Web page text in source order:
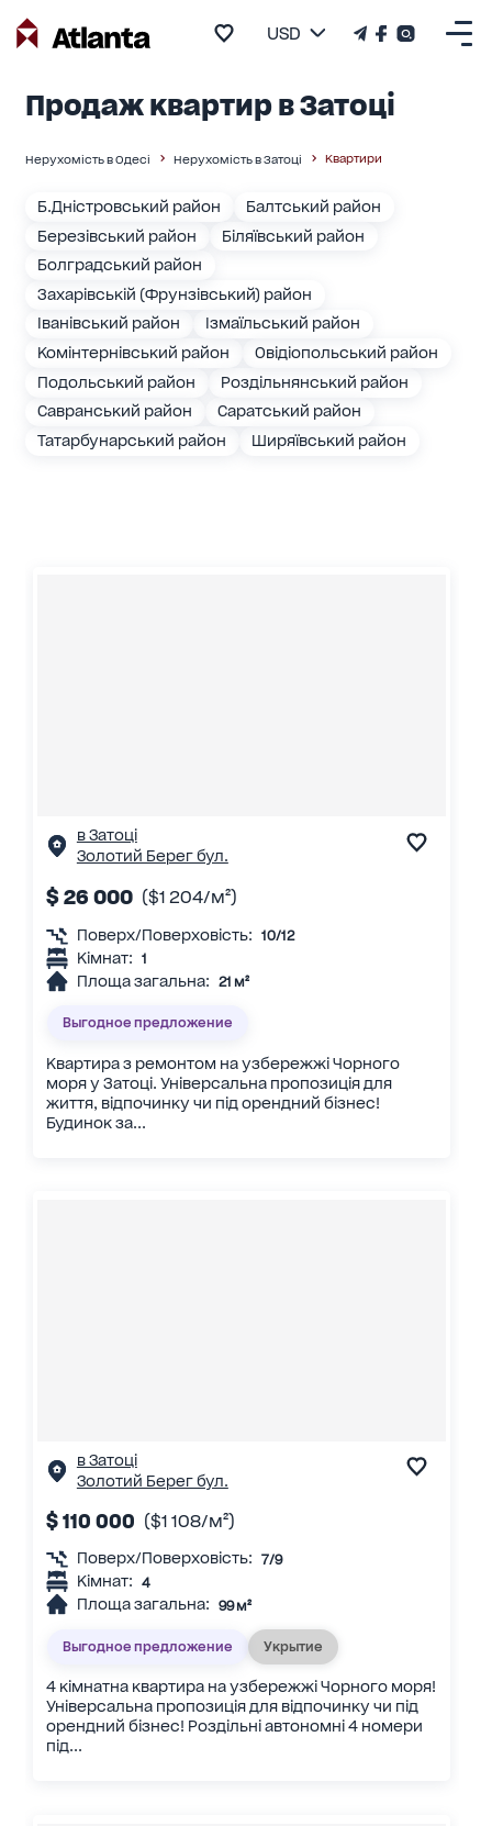
USD
Продаж квартир в Затоці
Нерухомість в Одесі Нерухомість в Затоці Квартири
Б.Дністровський район
Балтський район
Березівський район
Біляївський район
Болградський район
Захарівській (Фрунзівський) район
Іванівський район
Ізмаїльський район
Комінтернівський район
Овідіопольський район
Подольський район
Роздільнянський район
Савранський район
Саратський район
Татарбунарський район
Ширяївський район
в Затоці
Золотий Берег бул.
$ 26 000 ($1 204/м²)
Поверх/Поверховість: 10/12
Кімнат: 1
Площа загальна: 21 м²
Выгодное предложение
Квартира з ремонтом на узбережжі Чорного
моря у Затоці. Універсальна пропозиція для
життя, відпочинку чи під орендний бізнес!
Будинок за...
в Затоці
Золотий Берег бул.
$ 110 000 ($1 108/м²)
Поверх/Поверховість: 7/9
Кімнат: 4
Площа загальна: 99 м²
Выгодное предложение Укрытие
4 кімнатна квартира на узбережжі Чорного моря!
Універсальна пропозиція для відпочинку чи під
орендний бізнес! Роздільні автономні 4 номери
під...